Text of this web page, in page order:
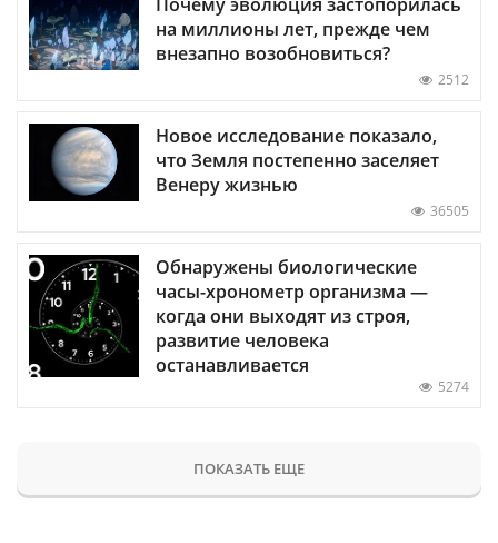
на миллионы лет, прежде чем
внезапно возобновиться?
2512
Новое исследование показало,
что Земля постепенно заселяет
Венеру жизнью
36505
Обнаружены биологические
часы-хронометр организма —
когда они выходят из строя,
развитие человека
останавливается
5274
ПОКАЗАТЬ ЕЩЕ